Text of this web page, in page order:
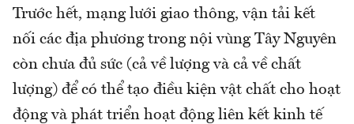
Trước hết, mạng lưới giao thông, vận tải kết
nối các địa phương trong nội vùng Tây Nguyên
còn chưa đủ sức (cả về lượng và cả về chất
lượng) để có thể tạo điều kiện vật chất cho hoạt
động và phát triển hoạt động liên kết kinh tế